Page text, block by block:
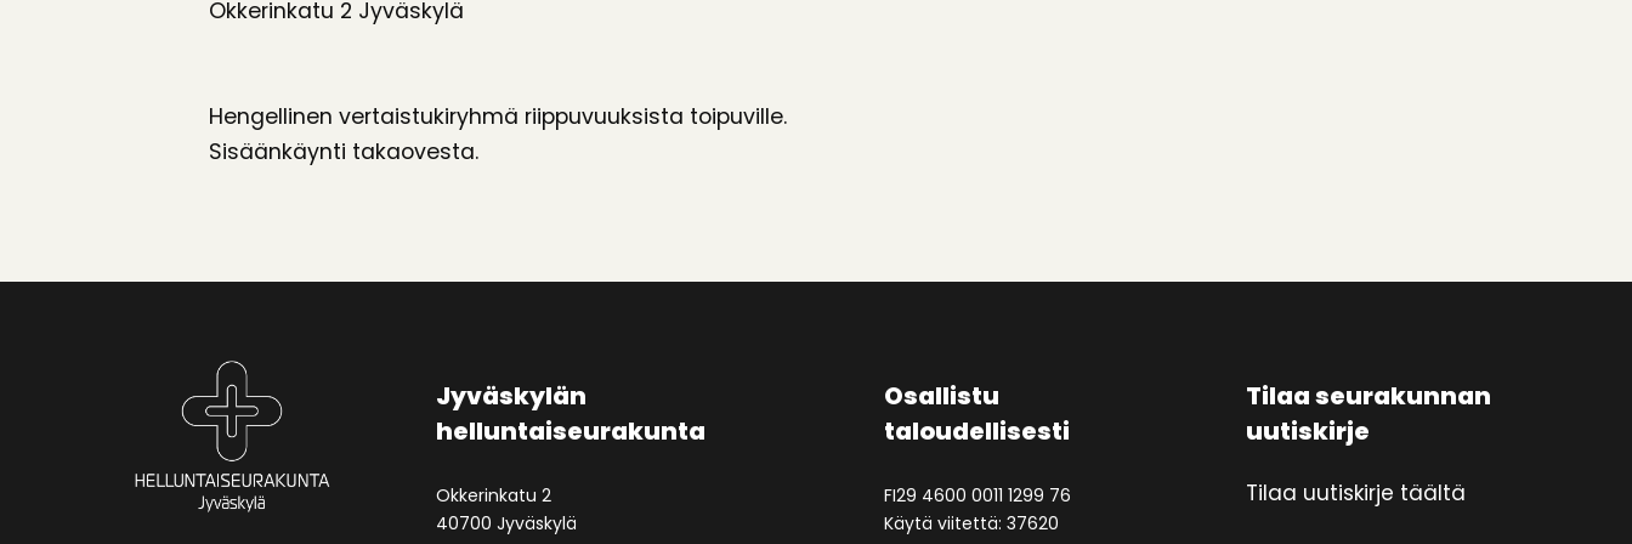
Okkerinkatu 2 Jyväskylä
Hengellinen vertaistukiryhmä riippuvuuksista toipuville.
Sisäänkäynti takaovesta.
Jyväskylän
helluntaiseurakunta
Okkerinkatu 2
40700 Jyväskylä
Osallistu
taloudellisesti
FI29 4600 0011 1299 76
Käytä viitettä: 37620
Tilaa seurakunnan
uutiskirje
Tilaa uutiskirje täältä